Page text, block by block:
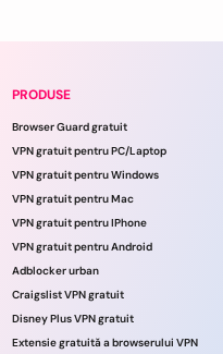
PRODUSE
Browser Guard gratuit
VPN gratuit pentru PC/Laptop
VPN gratuit pentru Windows
VPN gratuit pentru Mac
VPN gratuit pentru IPhone
VPN gratuit pentru Android
Adblocker urban
Craigslist VPN gratuit
Disney Plus VPN gratuit
Extensie gratuită a browserului VPN